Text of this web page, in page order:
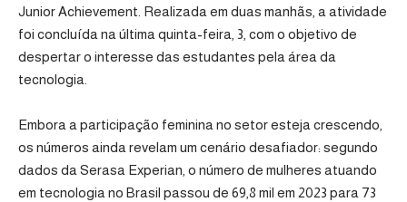
Junior Achievement. Realizada em duas manhãs, a atividade
foi concluída na última quinta-feira, 3, com o objetivo de
despertar o interesse das estudantes pela área da
tecnologia.
Embora a participação feminina no setor esteja crescendo,
os números ainda revelam um cenário desafiador: segundo
dados da Serasa Experian, o número de mulheres atuando
em tecnologia no Brasil passou de 69,8 mil em 2023 para 73